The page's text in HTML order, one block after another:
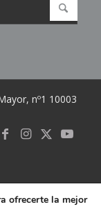
nº1 10003
ofrecerte la mejor